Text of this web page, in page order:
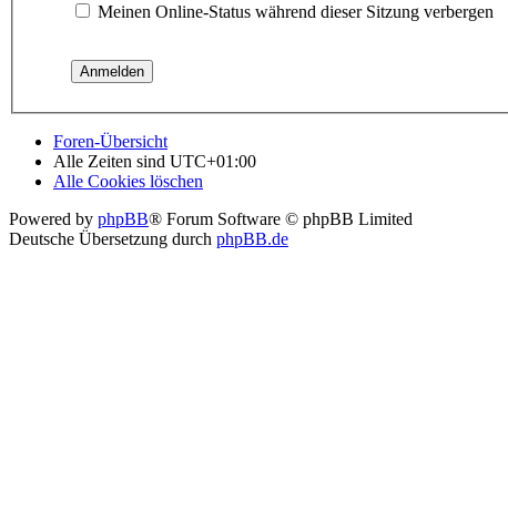
Meinen Online-Status während dieser Sitzung verbergen
Foren-Übersicht
Alle Zeiten sind UTC+01:00
Alle Cookies löschen
Powered by phpBB® Forum Software © phpBB Limited
Deutsche Übersetzung durch phpBB.de